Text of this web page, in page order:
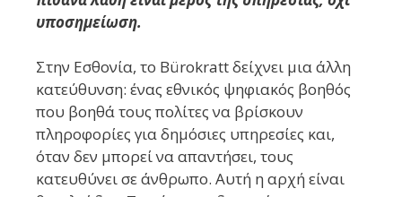
υποσημείωση.
Στην Εσθονία, το Bürokratt δείχνει μια άλλη
κατεύθυνση: ένας εθνικός ψηφιακός βοηθός
που βοηθά τους πολίτες να βρίσκουν
πληροφορίες για δημόσιες υπηρεσίες και,
όταν δεν μπορεί να απαντήσει, τους
κατευθύνει σε άνθρωπο. Αυτή η αρχή είναι